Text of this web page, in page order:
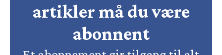
artikler må du være
abonnent